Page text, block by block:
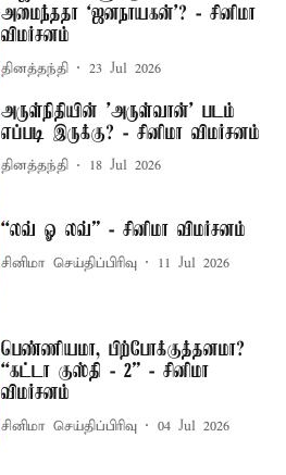
அமைந்ததா ‘ஜனநாயகன்’? - சினிமா
விமர்சனம்
தினத்தந்தி 23 Jul 2026
அருள்நிதியின் 'அருள்வான்' படம்
எப்படி இருக்கு? - சினிமா விமர்சனம்
தினத்தந்தி 18 Jul 2026
“லவ் ஓ லவ்” - சினிமா விமர்சனம்
சினிமா செய்திப்பிரிவு 11 Jul 2026
பெண்ணியமா, பிற்போக்குத்தனமா?
“கட்டா குஸ்தி - 2” - சினிமா
விமர்சனம்
சினிமா செய்திப்பிரிவு 04 Jul 2026